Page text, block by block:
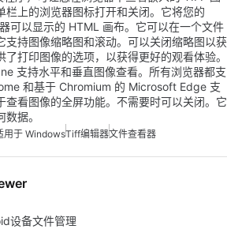
栏上的浏览器图标打开和关闭。它将您的
可以显示的 HTML 画布。它可以在一个文件
支持图像缩略图和滚动。可以关闭缩略图以获
打印图像的选项，以获得更好的观看体验。
支持水平和垂直图像查看。所有浏览器都支
和基于 Chromium 的 Microsoft Edge 支
查看图像的全屏功能。不需要时可以关闭。它
据。
用于 WindowsTiff编辑器文件查看器
设备文件管理